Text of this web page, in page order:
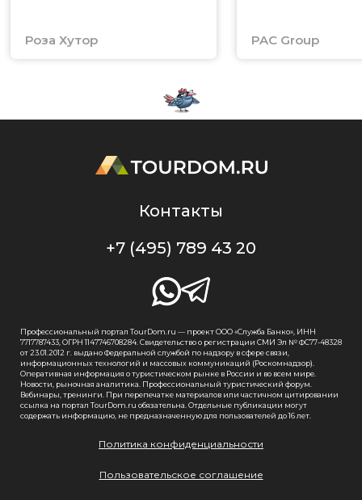
Роза Хутор PAC Group
Контакты
+7 (495) 789 43 20
Профессиональный портал TourDom.ru — проект ООО «Служба Банко», ИНН
7717787433, ОГРН 1147746708284. Свидетельство о регистрации СМИ Эл № ФС77-48328
от 23.01.2012 г. выдано Федеральной службой по надзору в сфере связи,
информационных технологий и массовых коммуникаций (Роскомнадзор).
Оперативная информация о туристическом рынке в России и во всем мире.
Новости, рыночная аналитика. Профессиональный туристический форум.
Вебинары, тренинги. При перепечатке материалов или частичном цитировании
ссылка на портал TourDom.ru обязательна. Отдельные публикации могут
содержать информацию, не предназначенную для пользователей до 16 лет.
Политика конфиденциальности
Пользовательское соглашение